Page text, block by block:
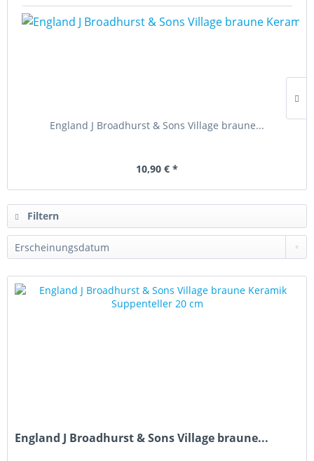
England J Broadhurst & Sons Village braune...
10,90 € *
Filtern
England J Broadhurst & Sons Village braune...